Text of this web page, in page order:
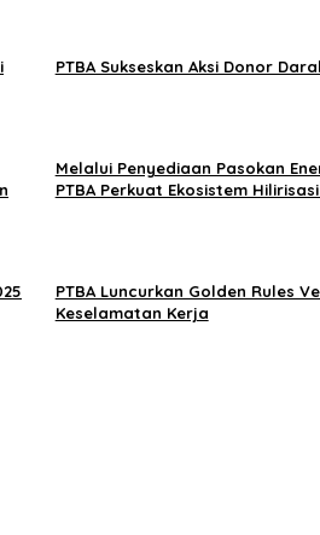
PTBA Sukseskan Aksi Donor
Melalui Penyediaan Pasokan
PTBA Perkuat Ekosistem
PTBA Luncurkan Golden Rules
Keselamatan Kerja